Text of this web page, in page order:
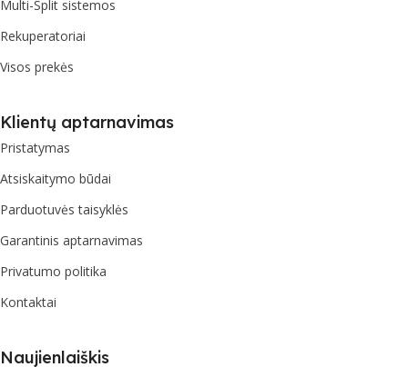
Multi-Split sistemos
Rekuperatoriai
Visos prekės
Klientų aptarnavimas
Pristatymas
Atsiskaitymo būdai
Parduotuvės taisyklės
Garantinis aptarnavimas
Privatumo politika
Kontaktai
Naujienlaiškis